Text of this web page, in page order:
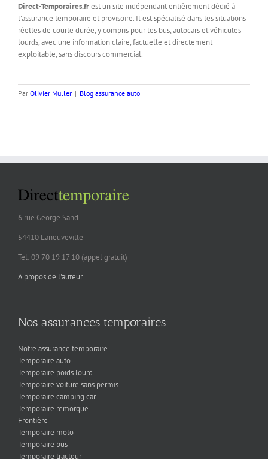
Direct-Temporaires.frest un site indépendant entièrement dédié à
l’assurance temporaire et provisoire. Il est spécialisé dans les situations
réelles de courte durée, y compris pour les bus, autocars et véhicules
lourds, avec une information claire, factuelle et directement
exploitable, sans discours commercial.
Par Olivier Muller | Blog assurance auto
6 rue George Sand
54410 Laneuveville
Tel: 09 70 19 17 10 (appel gratuit)
A propos de l'auteur
Nos assurances temporaires
Notre assurance temporaire
Temporaire auto
Temporaire poids lourd
Temporaire voiture sans permis
Temporaire camping car
Temporaire remorque
Frontière
Temporaire moto
Temporaire bus
Temporaire tracteur